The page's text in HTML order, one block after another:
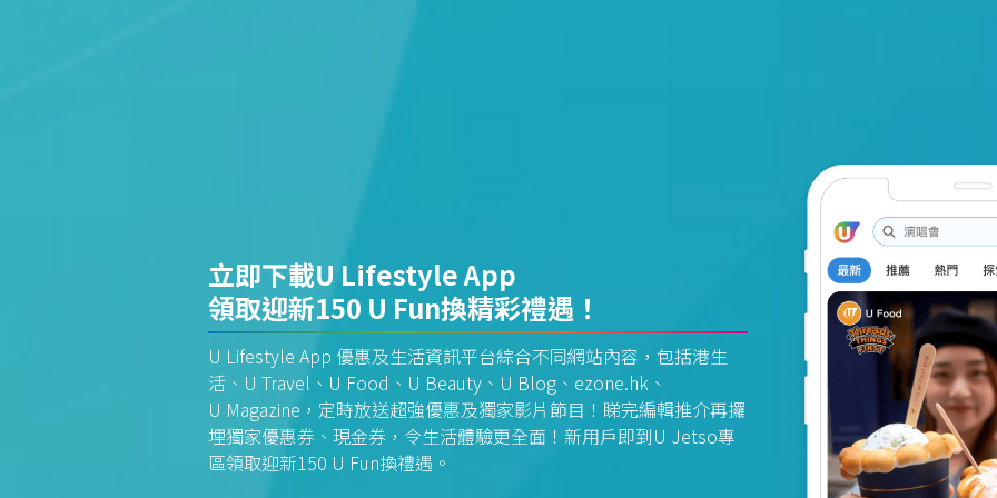
立即下載U Lifestyle App
領取迎新150 U Fun換精彩禮遇！
U Lifestyle App 優惠及生活資訊平台綜合不同網站內容，包括港生
活、U Travel、U Food、U Beauty、U Blog、ezone.hk、
U Magazine，定時放送超強優惠及獨家影片節目！睇完編輯推介再攞
埋獨家優惠券、現金券，令生活體驗更全面！新用戶即到U Jetso專
區領取迎新150 U Fun換禮遇。